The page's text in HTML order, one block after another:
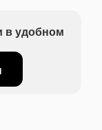
в удобном